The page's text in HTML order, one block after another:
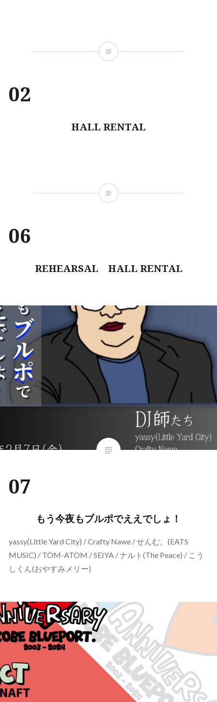
02
HALL RENTAL
06
REHEARSAL HALL RENTAL
07
もう今夜もブルポでええでしょ！
yassy(Little Yard City) / Crafty Nawe / せんむ。(EATS
MUSIC) / TOM-ATOM / SEIYA / ナルト(The Peace) / こう
しくん(おやすみメリー)